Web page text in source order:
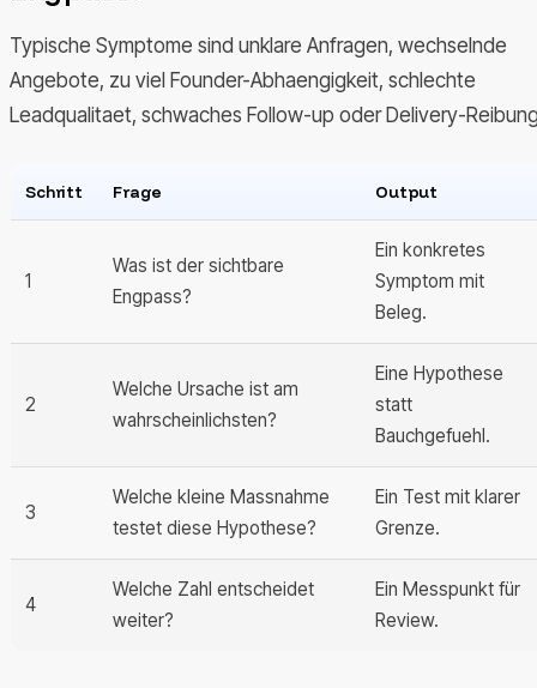
Typische Symptome sind unklare Anfragen, wechselnde
Angebote, zu viel Founder-Abhaengigkeit, schlechte
Leadqualitaet, schwaches Follow-up oder Delivery-
Schritt Frage Output
1
Was ist der sichtbare
Engpass?
Ein konkretes
Symptom mit
Beleg.
2
Welche Ursache ist am
wahrscheinlichsten?
Eine Hypothese
statt
Bauchgefuehl.
3
Welche kleine Massnahme
testet diese Hypothese?
Ein Test mit klarer
Grenze.
4
Welche Zahl entscheidet
weiter?
Ein Messpunkt für
Review.